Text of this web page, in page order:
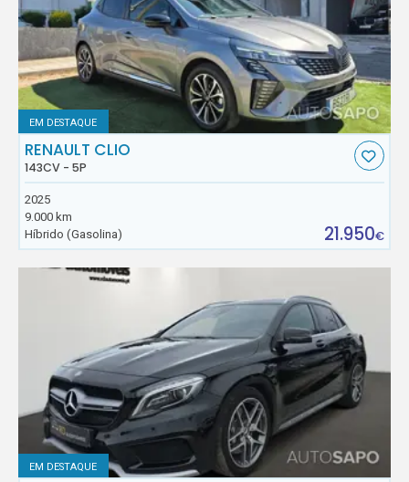
EM DESTAQUE
RENAULT CLIO
143CV - 5P
2025
9.000 km
Híbrido (Gasolina)
21.950€
EM DESTAQUE